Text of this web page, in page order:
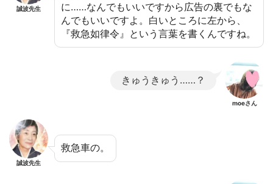
誠波先生
に……なんでもいいですから広告の裏でもな
んでもいいですよ。白いところに左から、
『救急如律令』という言葉を書くんですね。
きゅうきゅう……？
moeさん
誠波先生
救急車の。